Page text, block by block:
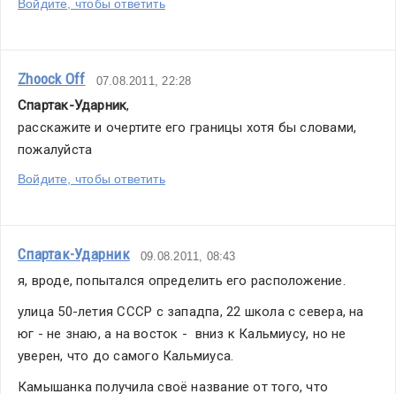
Войдите, чтобы ответить
Zhoock Off 07.08.2011, 22:28
Спартак-Ударник,
расскажите и очертите его границы хотя бы словами,
пожалуйста
Войдите, чтобы ответить
Спартак-Ударник 09.08.2011, 08:43
я, вроде, попытался определить его расположение.
улица 50-летия СССР с западпа, 22 школа с севера, на
юг - не знаю, а на восток -  вниз к Кальмиусу, но не
уверен, что до самого Кальмиуса.
Камышанка получила своё название от того, что